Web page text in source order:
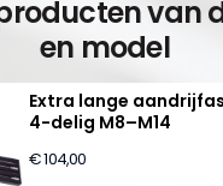
van
en model
Extra lange
4-delig M8–M14
€ 104,00